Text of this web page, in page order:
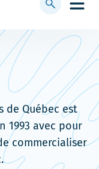
menu
Afficher
barre
de
recherche
de Québec est
1993 avec pour
commercialiser